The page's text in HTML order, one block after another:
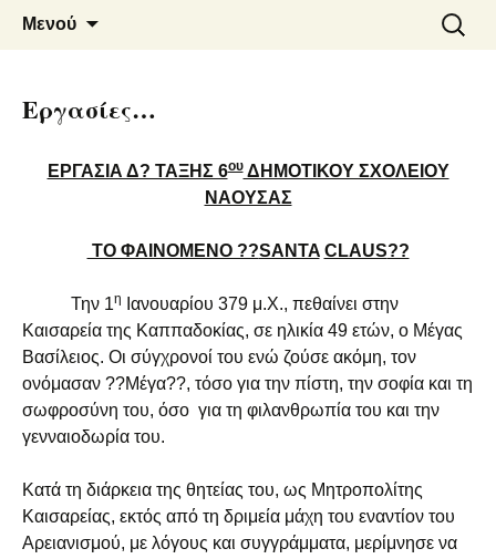
6o ΔΗΜΟΤΙΚΟ ΣΧΟΛΕΙΟ
ΝΑΟΥΣΑΣ
Μενού
για:
Εργασίες…
ΕΡΓΑΣΙΑ Δ? ΤΑΞΗΣ 6ουΔΗΜΟΤΙΚΟΥ ΣΧΟΛΕΙΟΥ
ΝΑΟΥΣΑΣ
ΤΟ ΦΑΙΝΟΜΕΝΟ ??SANTA CLAUS??
Την 1η
Ιανουαρίου 379 μ.Χ., πεθαίνει στην
Καισαρεία της Καππαδοκίας, σε ηλικία 49 ετών, ο Μέγας
Βασίλειος. Οι σύγχρονοί του ενώ ζούσε ακόμη, τον
ονόμασαν ??Μέγα??, τόσο για την πίστη, την σοφία και τη
σωφροσύνη του, όσο για τη φιλανθρωπία του και την
γενναιοδωρία του.
Κατά τη διάρκεια της θητείας του, ως Μητροπολίτης
Καισαρείας, εκτός από τη δριμεία μάχη του εναντίον του
Αρειανισμού, με λόγους και συγγράμματα, μερίμνησε να